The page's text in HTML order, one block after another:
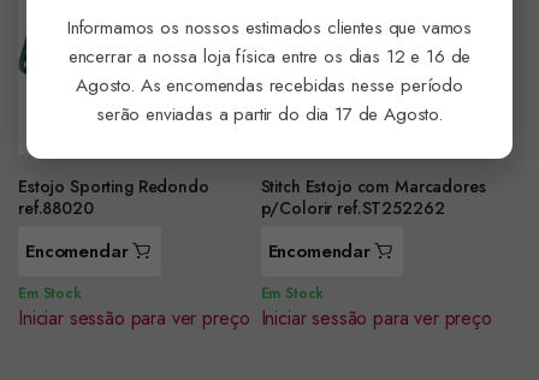
Estojo Sporting Redondo
ref.88020
Encomendar
Em Stock
Iniciar sessão para ver preço
Stitch Estojo com Marcadores
p/Colorir ref.ST252262
Encomendar
Em Stock
Iniciar sessão para ver preço
Informamos os nossos estimados clientes que vamos
encerrar a nossa loja física entre os dias 12 e 16 de
Agosto. As encomendas recebidas nesse período
serão enviadas a partir do dia 17 de Agosto.